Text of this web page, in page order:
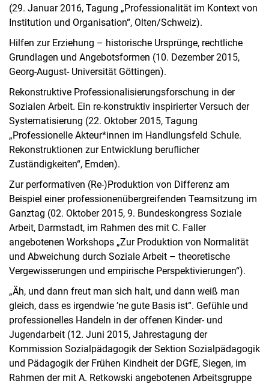
(29. Januar 2016, Tagung „Professionalität im Kontext von
Institution und Organisation“, Olten/Schweiz).
Hilfen zur Erziehung – historische Ursprünge, rechtliche
Grundlagen und Angebotsformen (10. Dezember 2015,
Georg-August- Universität Göttingen).
Rekonstruktive Professionalisierungsforschung in der
Sozialen Arbeit. Ein re-konstruktiv inspirierter Versuch der
Systematisierung (22. Oktober 2015, Tagung
„Professionelle Akteur*innen im Handlungsfeld Schule.
Rekonstruktionen zur Entwicklung beruflicher
Zuständigkeiten“, Emden).
Zur performativen (Re-)Produktion von Differenz am
Beispiel einer professionenübergreifenden Teamsitzung im
Ganztag (02. Oktober 2015, 9. Bundeskongress Soziale
Arbeit, Darmstadt, im Rahmen des mit C. Faller
angebotenen Workshops „Zur Produktion von Normalität
und Abweichung durch Soziale Arbeit – theoretische
Vergewisserungen und empirische Perspektivierungen“).
„Äh, und dann freut man sich halt, und dann weiß man
gleich, dass es irgendwie ’ne gute Basis ist“. Gefühle und
professionelles Handeln in der offenen Kinder- und
Jugendarbeit (12. Juni 2015, Jahrestagung der
Kommission Sozialpädagogik der Sektion Sozialpädagogik
und Pädagogik der Frühen Kindheit der DGfE, Siegen, im
Rahmen der mit A. Retkowski angebotenen Arbeitsgruppe